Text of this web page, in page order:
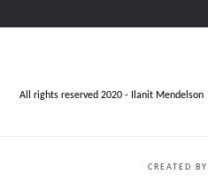
All rights reserved 2020 - Ilanit Mendelson
CREATED BY